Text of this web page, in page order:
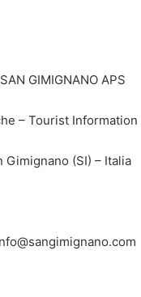
GIMIGNANO APS
– Tourist Information
Gimignano (SI) – Italia